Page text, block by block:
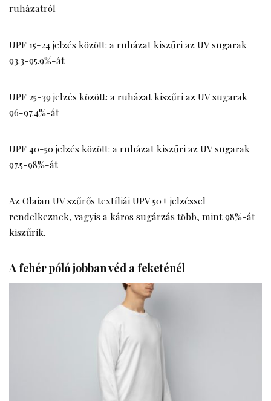
ruházatról
UPF 15-24 jelzés között: a ruházat kiszűri az UV sugarak
93.3-95.9%-át
UPF 25-39 jelzés között: a ruházat kiszűri az UV sugarak
96-97.4%-át
UPF 40-50 jelzés között: a ruházat kiszűri az UV sugarak
97.5-98%-át
Az Olaian UV szűrős textíliái UPV 50+ jelzéssel
rendelkeznek, vagyis a káros sugárzás több, mint 98%-át
kiszűrik.
A fehér póló jobban véd a feketénél